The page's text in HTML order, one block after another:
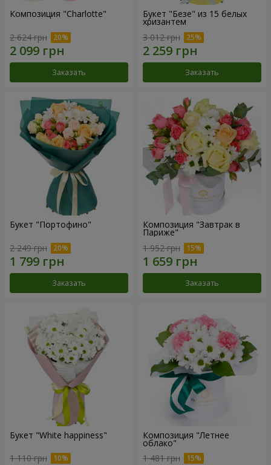
Композиция "Charlotte"
2 624 грн
Заказать
Букет "Безе" из 15 белых
хризантем
3 012 грн
Заказать
Букет "Портофино"
2 249 грн
Заказать
Композиция "Завтрак в
Париже"
1 952 грн
Заказать
Букет "White happiness"
1 110 грн
Композиция "Летнее
облако"
1 481 грн